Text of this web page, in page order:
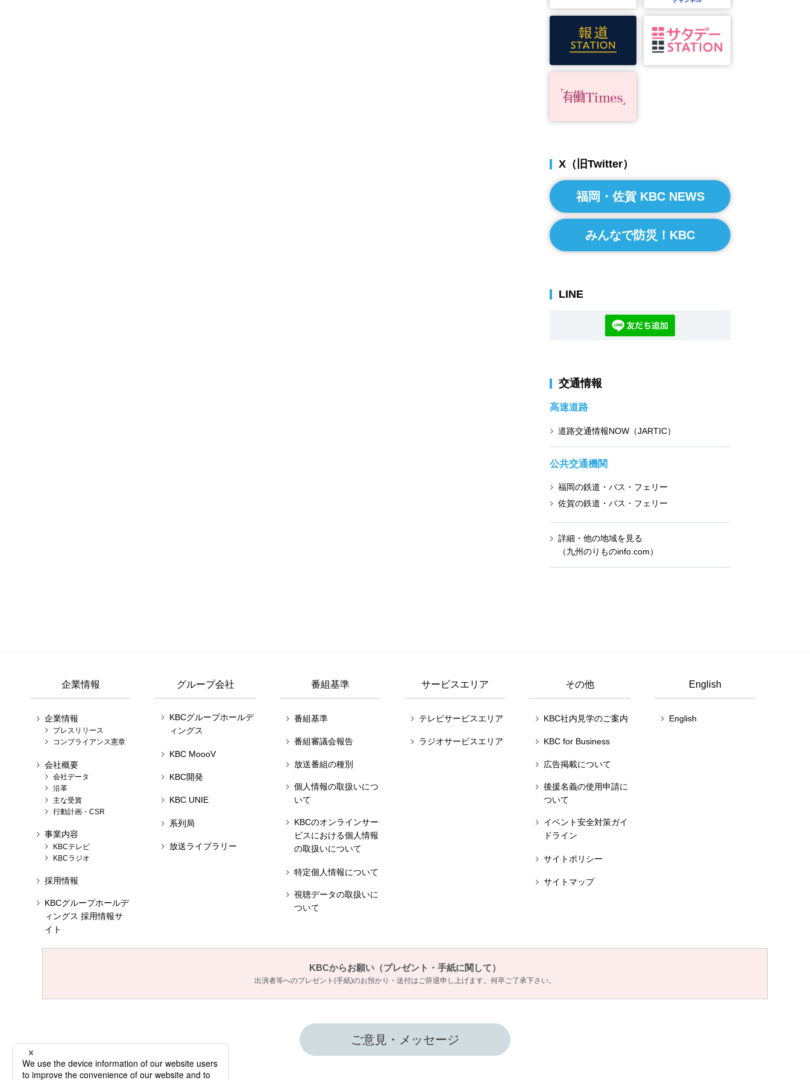
X（旧Twitter）
福岡・佐賀 KBC NEWS
みんなで防災！KBC
LINE
交通情報
高速道路
道路交通情報NOW（JARTIC）
公共交通機関
福岡の鉄道・バス・フェリー
佐賀の鉄道・バス・フェリー
詳細・他の地域を見る
（九州のりものinfo.com）
企業情報
企業情報
プレスリリース
コンプライアンス憲章
会社概要
会社データ
沿革
主な受賞
行動計画・CSR
事業内容
KBCテレビ
KBCラジオ
採用情報
KBCグループホールデ
ィングス 採用情報サ
イト
グループ会社
KBCグループホールデ
ィングス
KBC MoooV
KBC開発
KBC UNIE
系列局
放送ライブラリー
番組基準
番組基準
番組審議会報告
放送番組の種別
個人情報の取扱いにつ
いて
KBCのオンラインサー
ビスにおける個人情報
の取扱いについて
特定個人情報について
視聴データの取扱いに
ついて
サービスエリア
テレビサービスエリア
ラジオサービスエリア
その他
KBC社内見学のご案内
KBC for Business
広告掲載について
後援名義の使用申請に
ついて
イベント安全対策ガイ
ドライン
サイトポリシー
サイトマップ
English
English
KBCからお願い （プレゼント・手紙に関して）
出演者等へのプレゼント(手紙)のお預かり・送付はご辞退申し上げます。何卒ご了承下さい。
ご意見・メッセージ